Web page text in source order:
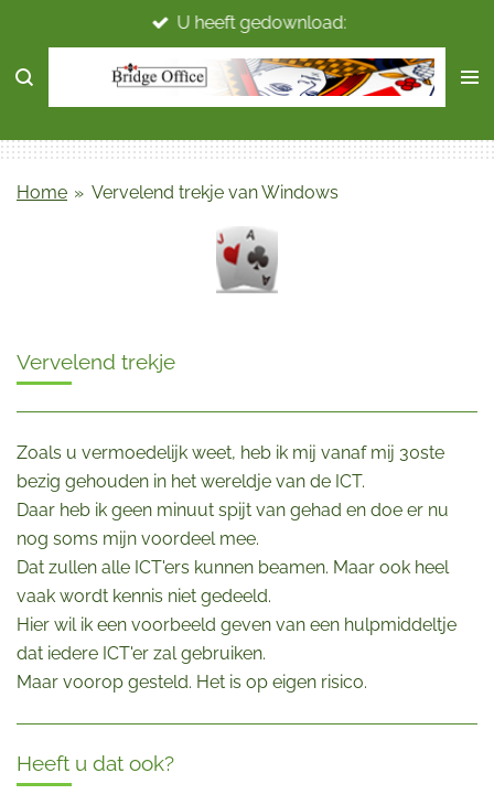
direct
naar
hoofdinhoud
U heeft gedownload:
Home » Vervelend trekje van Windows
Vervelend trekje
Zoals u vermoedelijk weet, heb ik mij vanaf mij 30ste
bezig gehouden in het wereldje van de ICT.
Daar heb ik geen minuut spijt van gehad en doe er nu
nog soms mijn voordeel mee.
Dat zullen alle ICT'ers kunnen beamen. Maar ook heel
vaak wordt kennis niet gedeeld.
Hier wil ik een voorbeeld geven van een hulpmiddeltje
dat iedere ICT'er zal gebruiken.
Maar voorop gesteld. Het is op eigen risico.
Heeft u dat ook?